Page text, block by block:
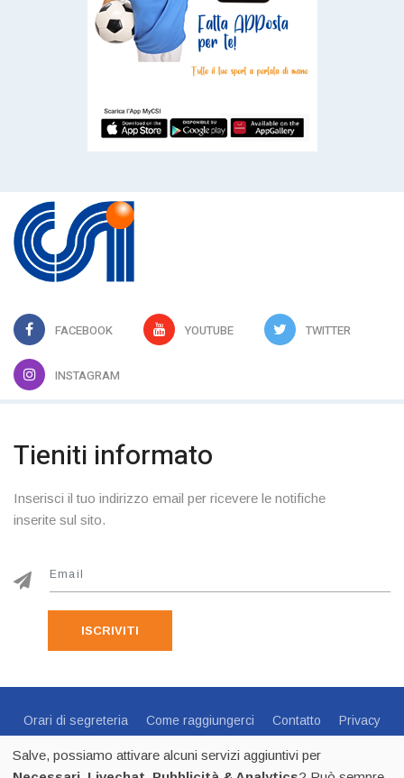
FACEBOOK YOUTUBE TWITTER
INSTAGRAM
Tieniti informato
Inserisci il tuo indirizzo email per ricevere le notifiche
inserite sul sito.
ISCRIVITI
Orari di segreteria Come raggiungerci Contatto
Privacy
Salve, possiamo attivare alcuni servizi aggiuntivi per